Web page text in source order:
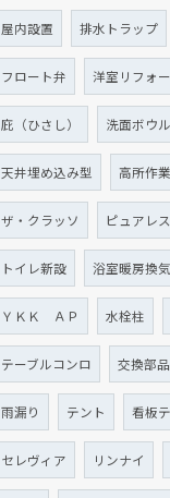
屋内設置 排水トラップ
フロート弁 洋室リフォ
庇（ひさし） 洗面ボウル
天井埋め込み型 高所作業
ザ・クラッソ ピュアレ
トイレ新設 浴室暖房換
ＹＫＫ ＡＰ 水栓柱
テーブルコンロ 交換部
雨漏り テント 看板
セレヴィア リンナイ